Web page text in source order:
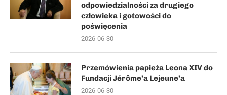
odpowiedzialności za drugiego
człowieka i gotowości do
poświęcenia
2026-06-30
Przemówienia papieża Leona XIV do
Fundacji Jérôme’a Lejeune’a
2026-06-30